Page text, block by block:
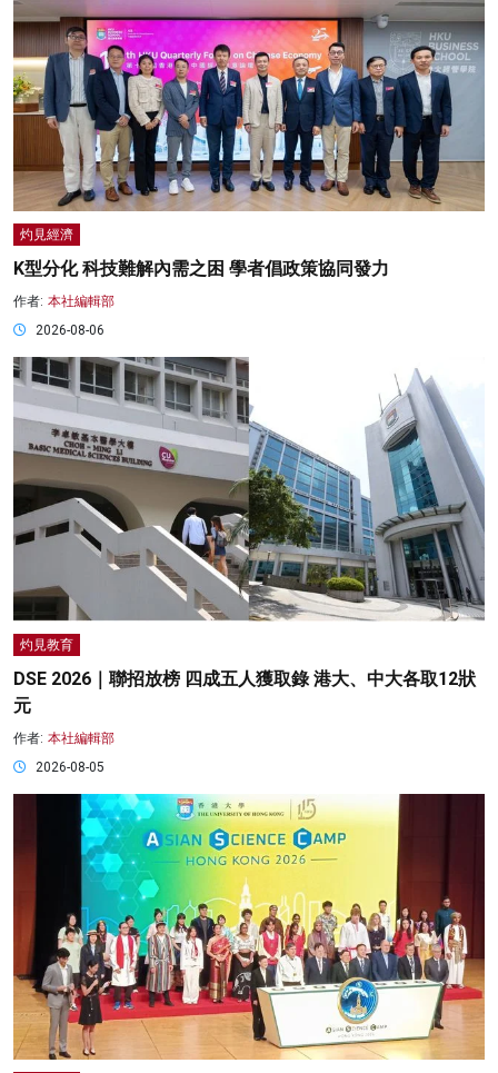
灼見經濟
K型分化 科技難解內需之困 學者倡政策協同發力
作者: 本社編輯部
2026-08-06
灼見教育
DSE 2026｜聯招放榜 四成五人獲取錄 港大、中大各取12狀
元
作者: 本社編輯部
2026-08-05